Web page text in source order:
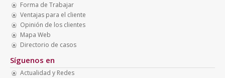
Forma de Trabajar
Ventajas para el cliente
Opinión de los clientes
Mapa Web
Directorio de casos
Síguenos en
Actualidad y Redes